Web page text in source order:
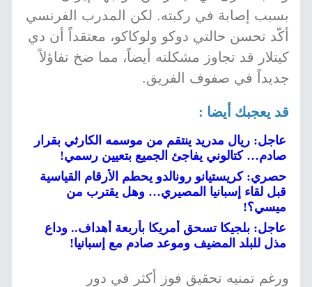
بسبب إصابة في ركبته. لكن المدرب الفرنسي
أكّد تحسن حالتي دوكو ولوكاكو، معتقداً أن دي
كيتلار قد تجاوز مشكلته أيضاً، مما ضخ تفاؤلاً
جديداً في صفوف الفريق.
قد يعجبك أيضا :
عاجل: ريال مدريد ينتقم من موسمه الكارثي بقرار
صادم… كتالوني يفاجئ الجميع بتعيين رسمي!
حصري: كريستيانو رونالدو يحطم الأرقام القياسية
قبل لقاء إسبانيا المصيري… وهل يقترب من
ميسي؟!
عاجل: بلجيكا تسحق أمريكا بأربعة أهداف.. وداع
مذل للبلد المضيف وموعد صادم مع إسبانيا!
ورغم تمنيه تحقيق فوز أكثر في دور